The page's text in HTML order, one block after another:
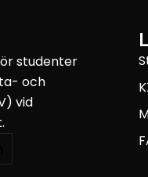
studenter
och
vid